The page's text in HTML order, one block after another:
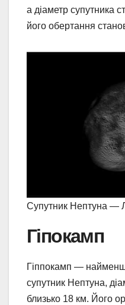
а діаметр супутника
його обертання
Супутник Нептуна —
Гіпокамп
Гіппокамп —
супутник Нептуна,
близько 18 км. Його